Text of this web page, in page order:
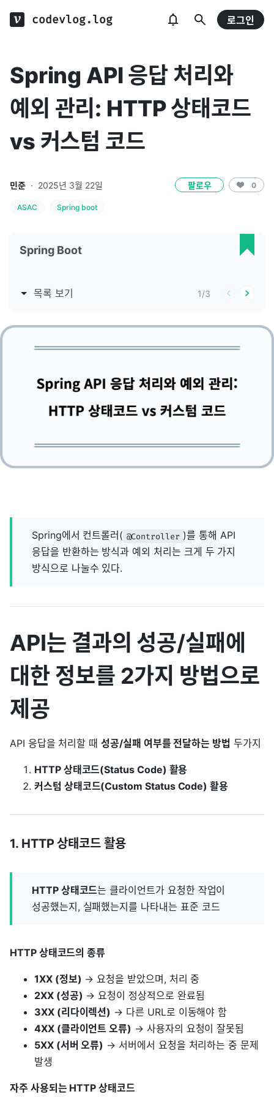
codevlog.log 로그인
Spring API 응답 처리와
예외 관리: HTTP 상태코드
vs 커스텀 코드
민준 · 2025년 3월 22일 팔로우 0
ASAC Spring boot
Spring Boot
목록 보기 1/3
Spring에서 컨트롤러( @Controller )를 통해 API
응답을 반환하는 방식과 예외 처리는 크게 두 가지
방식으로 나눌수 있다.
API는 결과의 성공/실패에
대한 정보를 2가지 방법으로
제공
API 응답을 처리할 때성공/실패 여부를 전달하는 방법 두가지
HTTP 상태코드(Status Code) 활용
커스텀 상태코드(Custom Status Code) 활용
1. HTTP 상태코드 활용
HTTP 상태코드는 클라이언트가 요청한 작업이
성공했는지, 실패했는지를 나타내는 표준 코드
HTTP 상태코드의 종류
1XX (정보) → 요청을 받았으며, 처리 중
2XX (성공) → 요청이 정상적으로 완료됨
3XX (리다이렉션) → 다른 URL로 이동해야 함
4XX (클라이언트 오류) → 사용자의 요청이 잘못됨
5XX (서버 오류) → 서버에서 요청을 처리하는 중 문제
발생
자주 사용되는 HTTP 상태코드